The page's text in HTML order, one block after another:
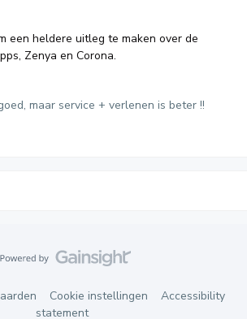
een heldere uitleg te maken over de
Zenya en Corona.
maar service + verlenen is beter !!
Cookie instellingen
Accessibility
statement